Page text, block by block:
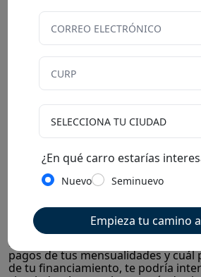
También pregunta sobre el
mantenimiento.
Realiza una revisión mecánica
Exige una prueba de manejo.
Ten en mente que, en la mayoría
usadas, ya no se ofrece garantía y,
historial legal y mecánico de la
mensualidad paso a paso
Pero, si lo que deseas es conocer
pagos de tus mensualidades y cuál
de tu financiamiento, te podría
¿En qué carro estarías
Nuevo Seminuevo
Empieza tu camino